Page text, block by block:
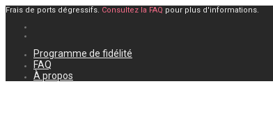
Frais de ports dégressifs. Consultez la FAQ pour plus d'informations.
Programme de fidélité
FAQ
À propos